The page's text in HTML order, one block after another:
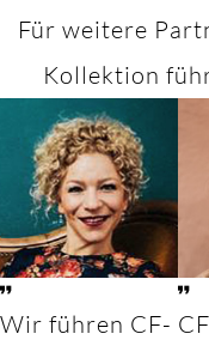
Für weitere
Kollektion
Wir führen CF-